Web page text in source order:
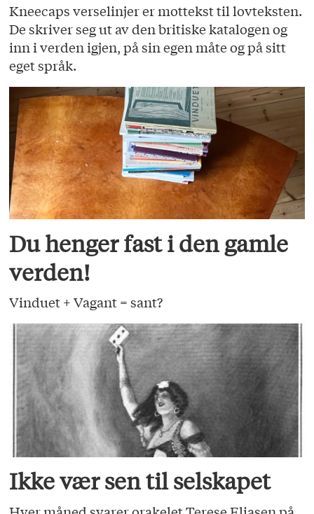
Kneecaps verselinjer er mottekst til lovteksten.
De skriver seg ut av den britiske katalogen og
inn i verden igjen, på sin egen måte og på sitt
eget språk.
Du henger fast i den gamle
verden!
Vinduet + Vagant = sant?
Ikke vær sen til selskapet